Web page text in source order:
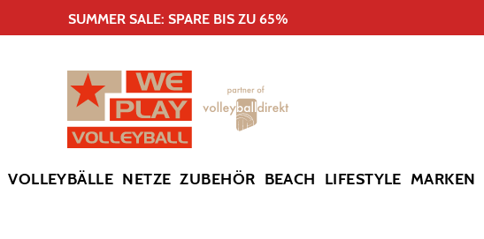
SUMMER SALE: SPARE BIS ZU 65%
VOLLEYBÄLLE NETZE ZUBEHÖR BEACH LIFESTYLE MARKEN